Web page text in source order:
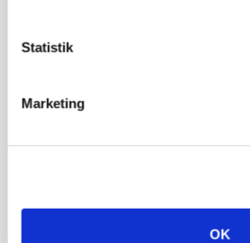
Statistik
Marketing
OK
GRISE
store besparelser